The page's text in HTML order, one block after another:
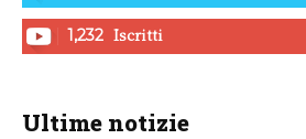
1,232 Iscritti
Ultime notizie